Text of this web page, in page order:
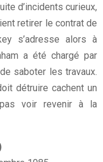
d’incidents curieux,
retirer le contrat de
s’adresse alors à
a été chargé par
saboter les travaux.
détruire cachent un
voir revenir à la